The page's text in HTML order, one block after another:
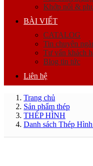
Khớp nối &
BÀI VIẾT
CATALOG
Tin chuyên
Tư vấn khách
Blog tin tức
Liên hệ
Trang chủ
Sản phẩm thép
THÉP HÌNH
Danh sách Thép